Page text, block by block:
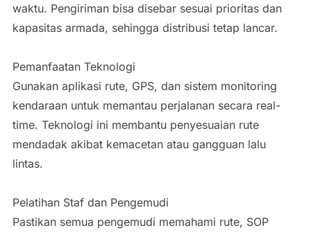
waktu. Pengiriman bisa disebar sesuai prioritas dan
kapasitas armada, sehingga distribusi tetap lancar.
Pemanfaatan Teknologi
Gunakan aplikasi rute, GPS, dan sistem monitoring
kendaraan untuk memantau perjalanan secara real-
time. Teknologi ini membantu penyesuaian rute
mendadak akibat kemacetan atau gangguan lalu
lintas.
Pelatihan Staf dan Pengemudi
Pastikan semua pengemudi memahami rute, SOP